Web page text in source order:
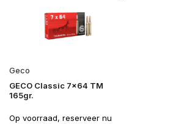
Geco
GECO Classic 7x64 TM
165gr.
Op voorraad, reserveer nu